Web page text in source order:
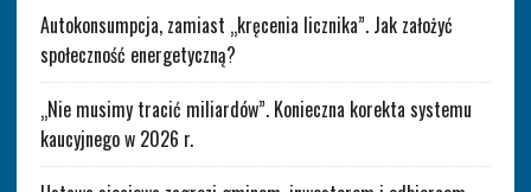
Autokonsumpcja, zamiast „kręcenia licznika”. Jak założyć
społeczność energetyczną?
„Nie musimy tracić miliardów”. Konieczna korekta systemu
kaucyjnego w 2026 r.